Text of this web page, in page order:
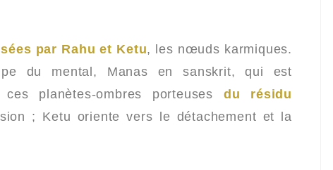
par Rahu et Ketu, les nœuds karmiques.
du mental, Manas en sanskrit, qui est
planètes-ombres porteuses du résidu
; Ketu oriente vers le détachement et la